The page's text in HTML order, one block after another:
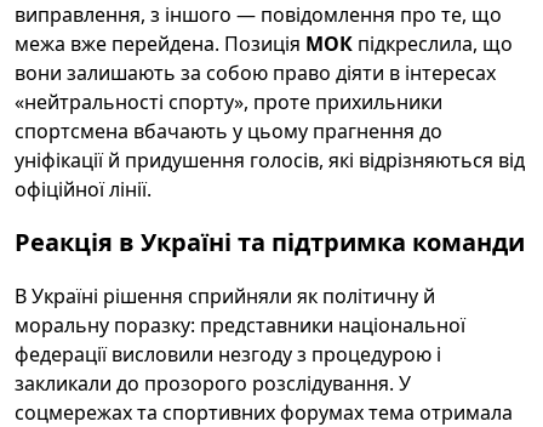
виправлення, з іншого — повідомлення про те, що
межа вже перейдена. Позиція МОК підкреслила, що
вони залишають за собою право діяти в інтересах
«нейтральності спорту», проте прихильники
спортсмена вбачають у цьому прагнення до
уніфікації й придушення голосів, які відрізняються від
офіційної лінії.
Реакція в Україні та підтримка команди
В Україні рішення сприйняли як політичну й
моральну поразку: представники національної
федерації висловили незгоду з процедурою і
закликали до прозорого розслідування. У
соцмережах та спортивних форумах тема отримала